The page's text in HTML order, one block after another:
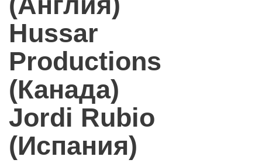
Hussar
Productions
(Канада)
Jordi Rubio
(Испания)